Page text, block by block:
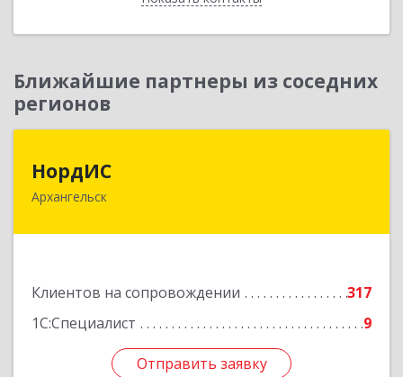
Ближайшие партнеры из соседних
регионов
НордИС
Архангельск
Клиентов на сопровождении
317
1С:Специалист
9
Отправить заявку
163071, Архангельская обл, Архангельск г,
Отправить заявку